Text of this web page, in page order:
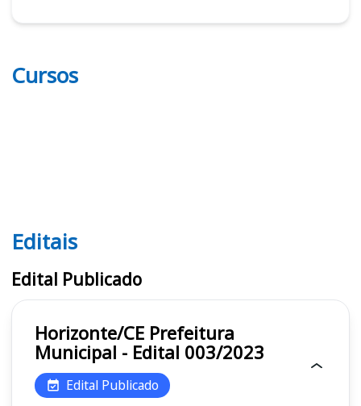
Cursos
Editais
Editais
Edital Publicado
Horizonte/CE Prefeitura
Municipal - Edital 003/2023
Edital Publicado